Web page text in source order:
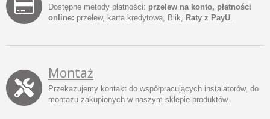
Dostępne metody płatności: przelew na konto, płatności
online: przelew, karta kredytowa, Blik, Raty z PayU
Montaż
Przekazujemy kontakt do współpracujących instalatorów, do
montażu zakupionych w naszym sklepie produktów.